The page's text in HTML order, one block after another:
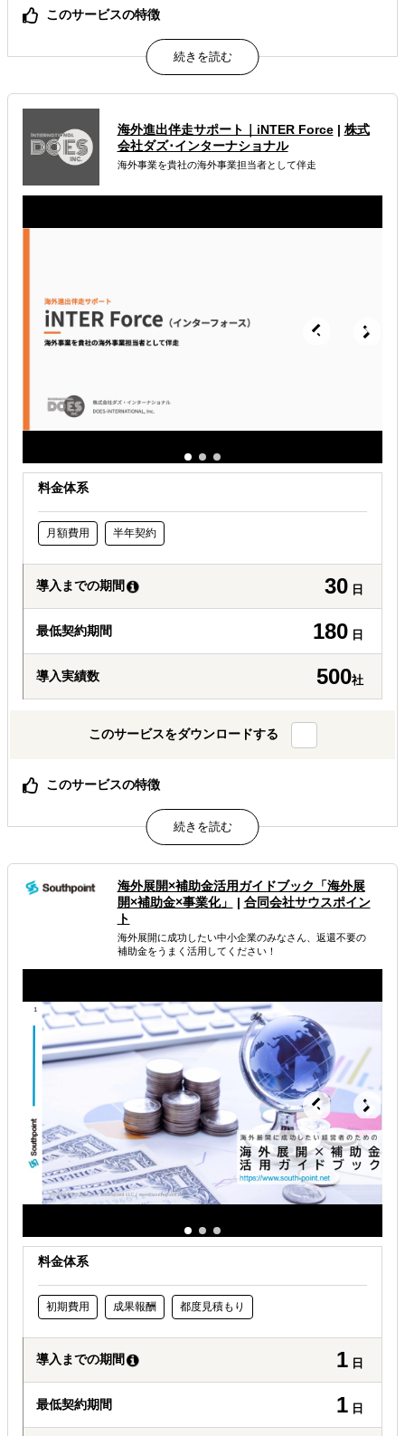
このサービスの特徴
現地パートナー含めた26 か国にわたる拠点のネットワーク
で、M&Aをワンストップでサポート！
属するジャンル
海外M&A
解決できる課題
海外進出伴走サポート｜iNTER Force| 株式
会社ダズ･インターナショナル
海外事業を貴社の海外事業担当者として伴走
料金体系
月額費用 半年契約
導入までの期間 30 日
最低契約期間 180 日
導入実績数 500社
このサービスをダウンロードする
このサービスの特徴
貴社の海外事業担当、私たちがすべてのフェーズで動きま
す。
属するジャンル
海外進出総合支援 海外進出戦略・事業計画立案
海外進出コンサルティング
どの国に進出するべきか決めたい
自社事業に最適な進出形態を知りたい
自社商材の現地でのニーズを知りたい
海外展開×補助金活用ガイドブック「海外展
開×補助金×事業化」
| 合同会社サウスポイン
ト
海外展開に成功したい中小企業のみなさん、返還不要の
補助金をうまく活用してください！
料金体系
初期費用 成果報酬 都度見積もり
導入までの期間 1 日
最低契約期間 1 日